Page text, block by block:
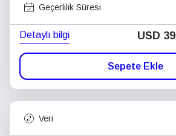
Geçerlilik Süresi
Detaylı bilgi USD 39
Sepete Ekle
Veri